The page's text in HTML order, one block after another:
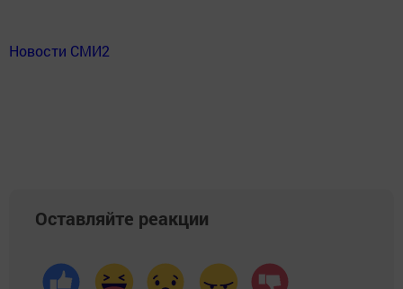
Новости СМИ2
Оставляйте реакции